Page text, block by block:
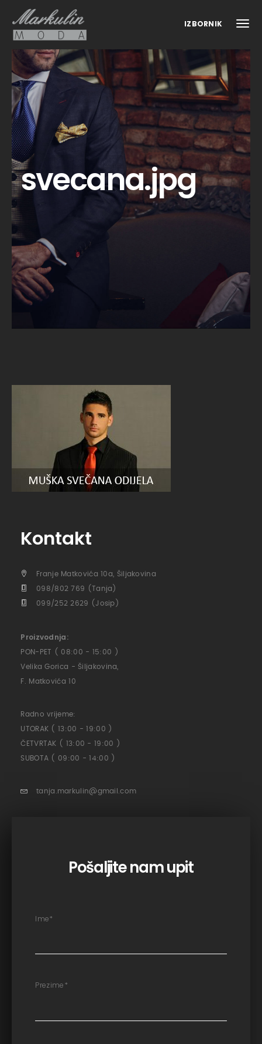
IZBORNIK
svecana.jpg
Kontakt
Franje Matkovića 10a, Šiljakovina
098/802 769 (Tanja)
099/252 2629 (Josip)
Proizvodnja:
PON-PET ( 08:00 - 15:00 )
Velika Gorica - Šiljakovina,
F. Matkovića 10
Radno vrijeme:
UTORAK ( 13:00 - 19:00 )
ČETVRTAK ( 13:00 - 19:00 )
SUBOTA ( 09:00 - 14:00 )
tanja.markulin@gmail.com
Pošaljite nam upit
Ime*
Prezime*